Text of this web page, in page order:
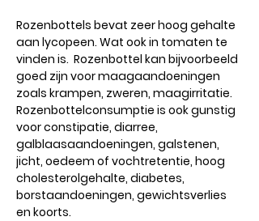
Rozenbottels bevat zeer hoog gehalte
aan lycopeen. Wat ook in tomaten te
vinden is. Rozenbottel kan bijvoorbeeld
goed zijn voor maagaandoeningen
zoals krampen, zweren, maagirritatie.
Rozenbottelconsumptie is ook gunstig
voor constipatie, diarree,
galblaasaandoeningen, galstenen,
jicht, oedeem of vochtretentie, hoog
cholesterolgehalte, diabetes,
borstaandoeningen, gewichtsverlies
en koorts.